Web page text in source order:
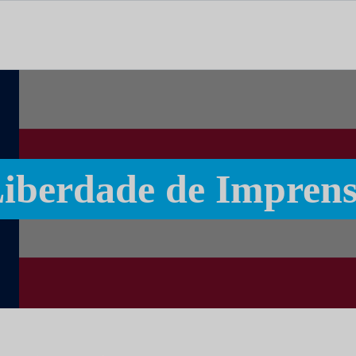
dedicado às notícias, aos media e à comunicação.
de